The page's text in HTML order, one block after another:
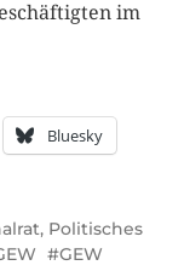
im
Bluesky
, Politisches
GEW